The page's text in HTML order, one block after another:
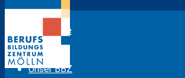
Startseite
Unser BBZ